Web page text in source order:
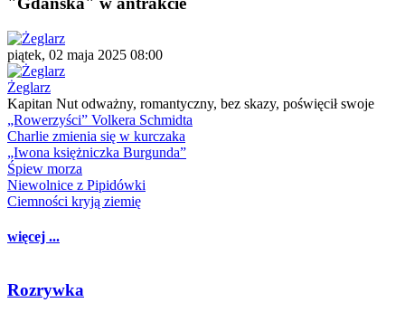
piątek, 02 maja 2025 08:00
Żeglarz
Kapitan Nut odważny, romantyczny, bez skazy, poświęcił swoje
„Rowerzyści” Volkera Schmidta
Charlie zmienia się w kurczaka
„Iwona księżniczka Burgunda”
Śpiew morza
Niewolnice z Pipidówki
Ciemności kryją ziemię
więcej ...
Rozrywka